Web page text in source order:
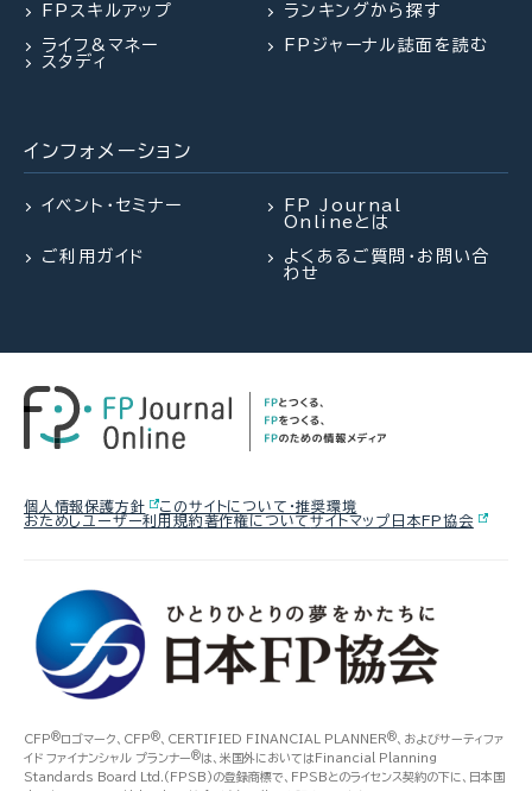
飛行機搭乗時の新ルール
FP・専門家に聞く
【不動産調査】建物の建築可否を左
右する、道路、ライフライン、法令制
限～役所調査の概要：後編～（置鮎
2026.08.03
熱中症や水辺の事故……夏のアク
シデントに民間保険は使えるの
か？
を外れて社会保険料を払うのは
損？」パートタイマーの悩みに答え
る（菅野美和子氏）
FPトレンドウォッチ 2026.07.27
夏休み中の子どものランチ、負担を
【資産形成】資産運用、正しくできて
いますか？（平井美穂氏）
2026.07.30
マンション関連法の改正で決議ルー
ルが大幅変更
FPトレンドウォッチ 2026.07.28
飛行機搭乗時の新ルール
ルが大幅変更
FPトレンドウォッチ
熱中症や水辺の事故……夏のアク
シデントに民間保険は使えるの
か？
したい！老後資金は大丈夫？
FPトレンドウォッチ
FPスキルアップ
ライフ&マネー
スタディ
ランキングから探す
FPジャーナル誌面を読む
インフォメーション
イベント・セミナー
FP Journal
Onlineとは
ご利用ガイド
よくあるご質問・お問い合
わせ
個人情報保護方針
このサイトについて・推奨環境
おためしユーザー利用規約著作権についてサイトマップ 日本FP協会
CFP®ロゴマーク、CFP®、CERTIFIED FINANCIAL PLANNER®、およびサーティファ
イド ファイナンシャル プランナー®は、米国外においてはFinancial Planning
Standards Board Ltd.(FPSB)の登録商標で、FPSBとのライセンス契約の下に、日本国